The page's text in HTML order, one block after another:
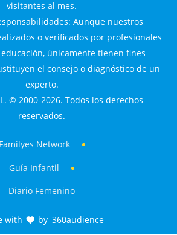
visitantes al mes.
Aunque nuestros
o verificados por profesionales
únicamente tienen fines
el consejo o diagnóstico de un
experto.
© 2000-2026. Todos los derechos
reservados.
Familyes Network
Guía Infantil
Diario Femenino
with by 360audience